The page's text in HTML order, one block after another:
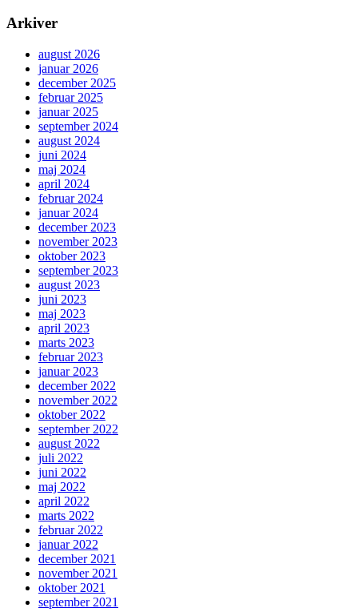
Arkiver
august 2026
januar 2026
december 2025
februar 2025
januar 2025
september 2024
august 2024
juni 2024
maj 2024
april 2024
februar 2024
januar 2024
december 2023
november 2023
oktober 2023
september 2023
august 2023
juni 2023
maj 2023
april 2023
marts 2023
februar 2023
januar 2023
december 2022
november 2022
oktober 2022
september 2022
august 2022
juli 2022
juni 2022
maj 2022
april 2022
marts 2022
februar 2022
januar 2022
december 2021
november 2021
oktober 2021
september 2021